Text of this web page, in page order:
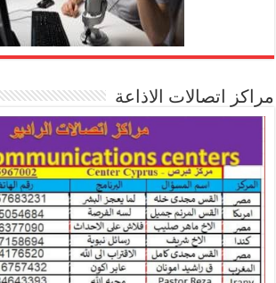
مراكز اتصالات الاذاعة